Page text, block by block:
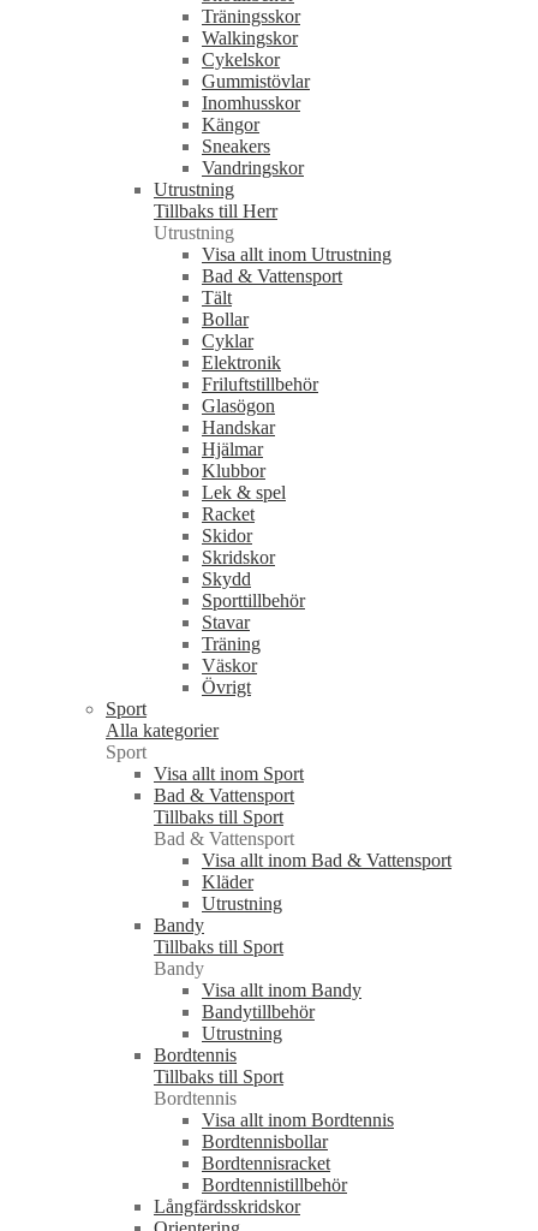
Träningsskor
Walkingskor
Cykelskor
Gummistövlar
Inomhusskor
Kängor
Sneakers
Vandringskor
Utrustning
Tillbaks till Herr
Utrustning
Visa allt inom Utrustning
Bad & Vattensport
Tält
Bollar
Cyklar
Elektronik
Friluftstillbehör
Glasögon
Handskar
Hjälmar
Klubbor
Lek & spel
Racket
Skidor
Skridskor
Skydd
Sporttillbehör
Stavar
Träning
Väskor
Övrigt
Sport
Alla kategorier
Sport
Visa allt inom Sport
Bad & Vattensport
Tillbaks till Sport
Bad & Vattensport
Visa allt inom Bad & Vattensport
Kläder
Utrustning
Bandy
Tillbaks till Sport
Bandy
Visa allt inom Bandy
Bandytillbehör
Utrustning
Bordtennis
Tillbaks till Sport
Bordtennis
Visa allt inom Bordtennis
Bordtennisbollar
Bordtennisracket
Bordtennistillbehör
Långfärdsskridskor